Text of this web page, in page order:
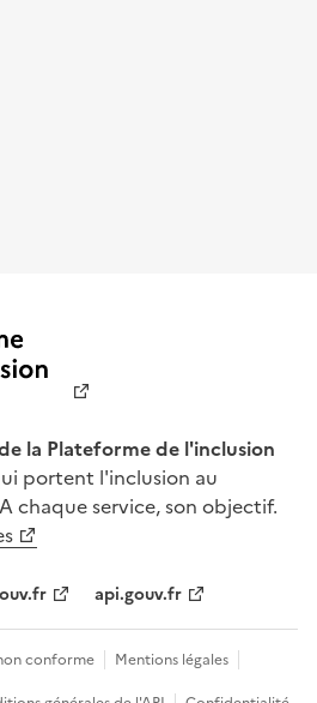
la Plateforme de l'inclusion
portent l'inclusion au
chaque service, son objectif.
api.gouv.fr
conforme
Mentions légales